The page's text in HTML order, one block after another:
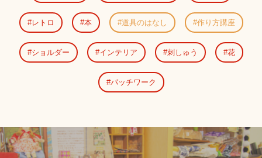
レトロ 本 道具のはなし 作り方講座
ショルダー インテリア 刺しゅう 花
パッチワーク